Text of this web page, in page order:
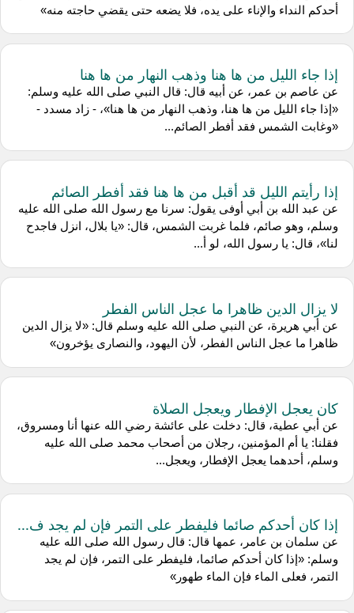
أحدكم النداء والإناء على يده، فلا يضعه حتى يقضي حاجته منه»
إذا جاء الليل من ها هنا وذهب النهار من ها هنا
عن عاصم بن عمر، عن أبيه قال: قال النبي صلى الله عليه وسلم:
«إذا جاء الليل من ها هنا، وذهب النهار من ها هنا»، - زاد مسدد -
«وغابت الشمس فقد أفطر الصائم...
إذا رأيتم الليل قد أقبل من ها هنا فقد أفطر الصائم
عن عبد الله بن أبي أوفى يقول: سرنا مع رسول الله صلى الله عليه
وسلم، وهو صائم، فلما غربت الشمس، قال: «يا بلال، انزل فاجدح
لنا»، قال: يا رسول الله، لو أ...
لا يزال الدين ظاهرا ما عجل الناس الفطر
عن أبي هريرة، عن النبي صلى الله عليه وسلم قال: «لا يزال الدين
ظاهرا ما عجل الناس الفطر، لأن اليهود، والنصارى يؤخرون»
كان يعجل الإفطار ويعجل الصلاة
عن أبي عطية، قال: دخلت على عائشة رضي الله عنها أنا ومسروق،
فقلنا: يا أم المؤمنين، رجلان من أصحاب محمد صلى الله عليه
وسلم، أحدهما يعجل الإفطار، ويعجل...
إذا كان أحدكم صائما فليفطر على التمر فإن لم يجد ف...
عن سلمان بن عامر، عمها قال: قال رسول الله صلى الله عليه
وسلم: «إذا كان أحدكم صائما، فليفطر على التمر، فإن لم يجد
التمر، فعلى الماء فإن الماء طهور»